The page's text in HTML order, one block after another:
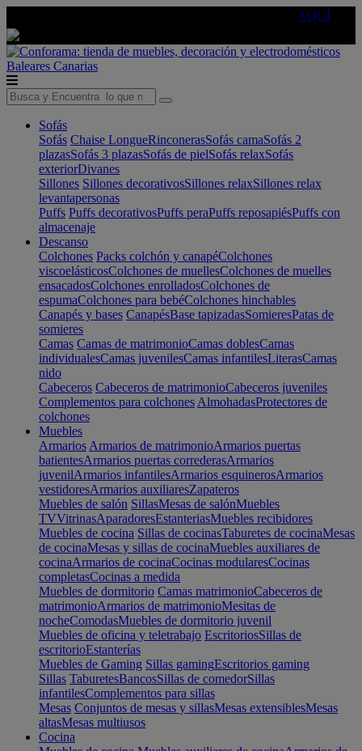
AQUÍ
Baleares Canarias
Sofás
Sofás Chaise LongueRinconerasSofás camaSofás 2
plazasSofás 3 plazasSofás de pielSofás relaxSofás
exteriorDivanes
Sillones Sillones decorativosSillones relaxSillones relax
levantapersonas
Puffs Puffs decorativosPuffs peraPuffs reposapiésPuffs con
almacenaje
Descanso
Colchones Packs colchón y canapéColchones
viscoelásticosColchones de muellesColchones de muelles
ensacadosColchones enrolladosColchones de
espumaColchones para bebéColchones hinchables
Canapés y bases CanapésBase tapizadasSomieresPatas de
somieres
Camas Camas de matrimonioCamas doblesCamas
individualesCamas juvenilesCamas infantilesLiterasCamas
nido
Cabeceros Cabeceros de matrimonioCabeceros juveniles
Complementos para colchones AlmohadasProtectores de
colchones
Muebles
Armarios Armarios de matrimonioArmarios puertas
batientesArmarios puertas correderasArmarios
juvenilArmarios infantilesArmarios esquinerosArmarios
vestidoresArmarios auxiliaresZapateros
Muebles de salón SillasMesas de salónMuebles
TVVitrinasAparadoresEstanteriasMuebles recibidores
Muebles de cocina Sillas de cocinasTaburetes de cocinaMesas
de cocinaMesas y sillas de cocinaMuebles auxiliares de
cocinaArmarios de cocinaCocinas modularesCocinas
completasCocinas a medida
Muebles de dormitorio Camas matrimonioCabeceros de
matrimonioArmarios de matrimonioMesitas de
nocheComodasMuebles de dormitorio juvenil
Muebles de oficina y teletrabajo EscritoriosSillas de
escritorioEstanterías
Muebles de Gaming Sillas gamingEscritorios gaming
Sillas TaburetesBancosSillas de comedorSillas
infantilesComplementos para sillas
Mesas Conjuntos de mesas y sillasMesas extensiblesMesas
altasMesas multiusos
Cocina